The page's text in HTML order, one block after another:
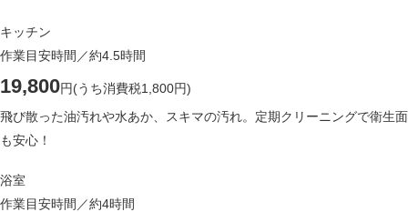
キッチン
作業目安時間／約4.5時間
19,800円(うち消費税1,800円)
飛び散った油汚れや水あか、スキマの汚れ。定期クリーニングで衛生面
も安心！
浴室
作業目安時間／約4時間